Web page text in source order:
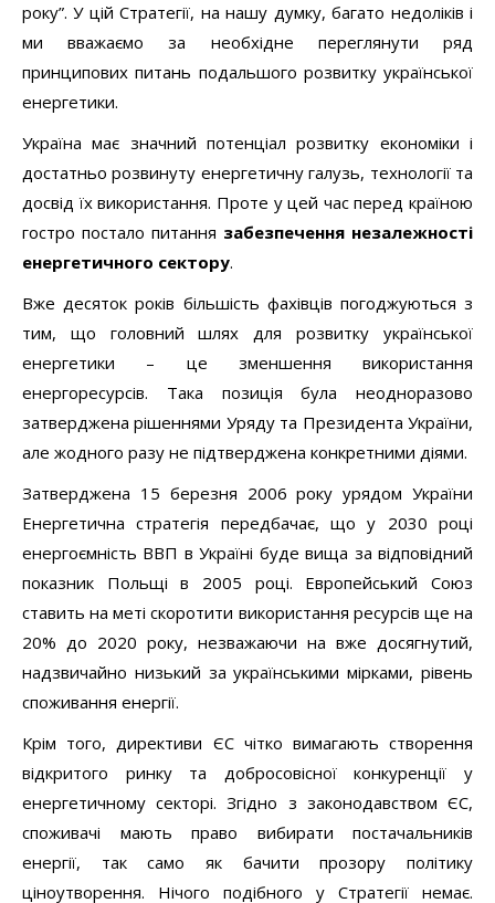
року”. У цій Стратегії, на нашу думку, багато недоліків і
ми вважаємо за необхідне переглянути ряд
принципових питань подальшого розвитку української
енергетики.
Україна має значний потенціал розвитку економіки і
достатньо розвинуту енергетичну галузь, технології та
досвід їх використання. Проте у цей час перед країною
гостро постало питання забезпечення незалежності
енергетичного сектору.
Вже десяток років більшість фахівців погоджуються з
тим, що головний шлях для розвитку української
енергетики – це зменшення використання
енергоресурсів. Така позиція була неодноразово
затверджена рішеннями Уряду та Президента України,
але жодного разу не підтверджена конкретними діями.
Затверджена 15 березня 2006 року урядом України
Енергетична стратегія передбачає, що у 2030 році
енергоємність ВВП в Україні буде вища за відповідний
показник Польщі в 2005 році. Европейський Союз
ставить на меті скоротити використання ресурсів ще на
20% до 2020 року, незважаючи на вже досягнутий,
надзвичайно низький за українськими мірками, рівень
споживання енергії.
Крім того, директиви ЄС чітко вимагають створення
відкритого ринку та добросовісної конкуренції у
енергетичному секторі. Згідно з законодавством ЄС,
споживачі мають право вибирати постачальників
енергії, так само як бачити прозору політику
ціноутворення. Нічого подібного у Стратегії немає.